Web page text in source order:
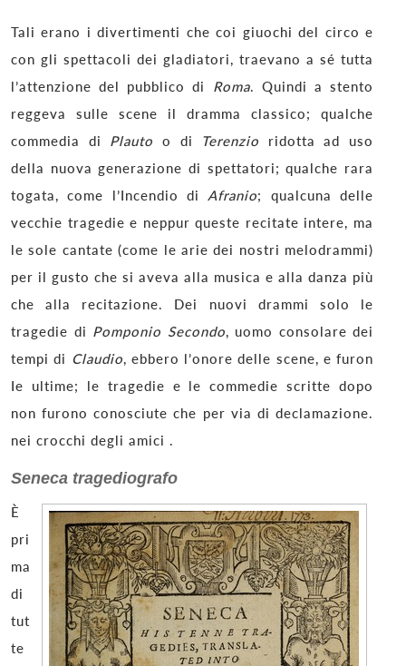
Tali erano i divertimenti che coi giuochi del circo e
con gli spettacoli dei gladiatori, traevano a sé tutta
l’attenzione del pubblico di Roma. Quindi a stento
reggeva sulle scene il dramma classico; qualche
commedia di Plauto o di Terenzio ridotta ad uso
della nuova generazione di spettatori; qualche rara
togata, come l’Incendio di Afranio; qualcuna delle
vecchie tragedie e neppur queste recitate intere, ma
le sole cantate (come le arie dei nostri melodrammi)
per il gusto che si aveva alla musica e alla danza più
che alla recitazione. Dei nuovi drammi solo le
tragedie di Pomponio Secondo, uomo consolare dei
tempi di Claudio, ebbero l’onore delle scene, e furon
Ie ultime; le tragedie e le commedie scritte dopo
non furono conosciute che per via di declamazione.
nei crocchi degli amici .
Seneca tragediografo
È
pri
ma
di
tut
te